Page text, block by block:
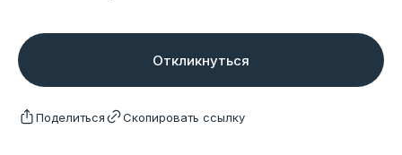
Откликнуться
Поделиться Скопировать ссылку